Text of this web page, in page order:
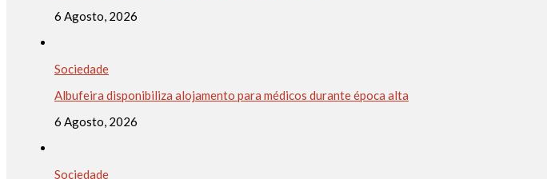
6 Agosto, 2026
Sociedade
Albufeira disponibiliza alojamento para médicos durante época alta
6 Agosto, 2026
Sociedade